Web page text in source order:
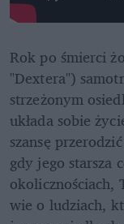
Rok po śmierci
"Dextera")
strzeżonym
układa sobie
szansę
gdy jego starsza
okolicznościach,
wie o ludziach,